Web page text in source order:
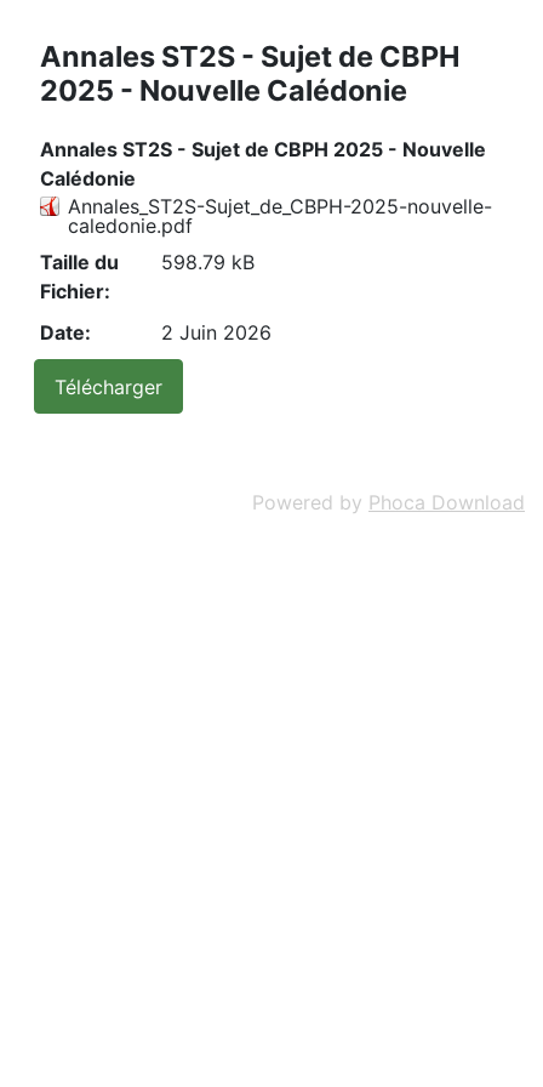
Annales ST2S - Sujet de CBPH
2025 - Nouvelle Calédonie
Annales ST2S - Sujet de CBPH 2025 - Nouvelle
Calédonie
Annales_ST2S-Sujet_de_CBPH-2025-nouvelle-
caledonie.pdf
Taille du
Fichier:
598.79 kB
Date: 2 Juin 2026
Powered by Phoca Download